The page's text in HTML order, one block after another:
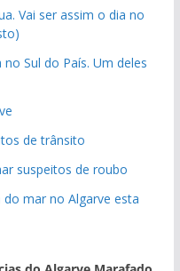
Vai ser assim o dia no
Sul do País. Um deles
de trânsito
suspeitos de roubo
mar no Algarve esta